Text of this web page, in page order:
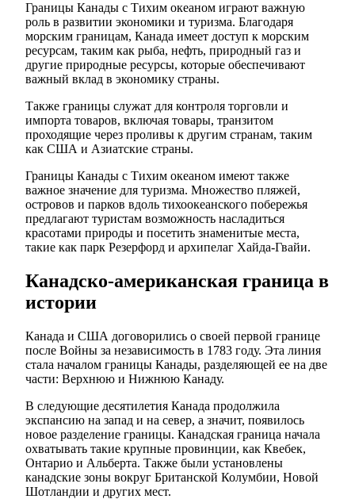
Границы Канады с Тихим океаном играют важную
роль в развитии экономики и туризма. Благодаря
морским границам, Канада имеет доступ к морским
ресурсам, таким как рыба, нефть, природный газ и
другие природные ресурсы, которые обеспечивают
важный вклад в экономику страны.
Также границы служат для контроля торговли и
импорта товаров, включая товары, транзитом
проходящие через проливы к другим странам, таким
как США и Азиатские страны.
Границы Канады с Тихим океаном имеют также
важное значение для туризма. Множество пляжей,
островов и парков вдоль тихоокеанского побережья
предлагают туристам возможность насладиться
красотами природы и посетить знаменитые места,
такие как парк Резерфорд и архипелаг Хайда-Гвайи.
Канадско-американская граница в
истории
Канада и США договорились о своей первой границе
после Войны за независимость в 1783 году. Эта линия
стала началом границы Канады, разделяющей ее на две
части: Верхнюю и Нижнюю Канаду.
В следующие десятилетия Канада продолжила
экспансию на запад и на север, а значит, появилось
новое разделение границы. Канадская граница начала
охватывать такие крупные провинции, как Квебек,
Онтарио и Альберта. Также были установлены
канадские зоны вокруг Британской Колумбии, Новой
Шотландии и других мест.